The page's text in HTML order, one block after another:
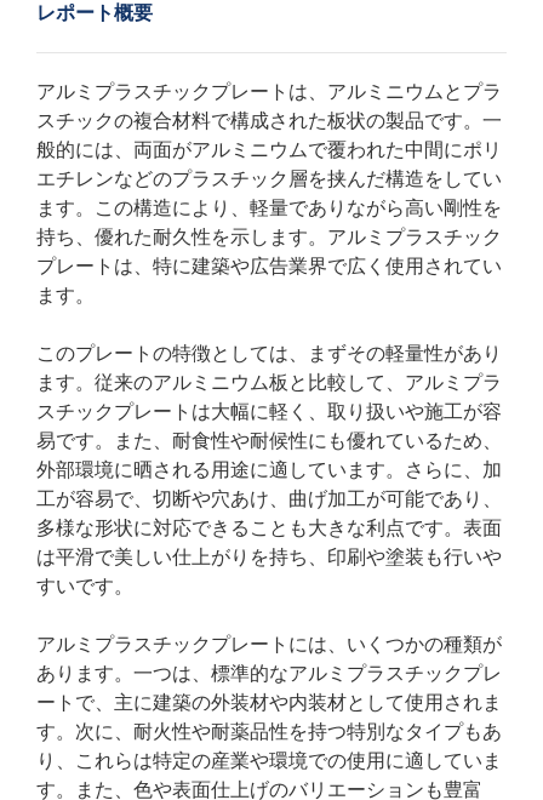
レポート概要
アルミプラスチックプレートは、アルミニウムとプラ
スチックの複合材料で構成された板状の製品です。一
般的には、両面がアルミニウムで覆われた中間にポリ
エチレンなどのプラスチック層を挟んだ構造をしてい
ます。この構造により、軽量でありながら高い剛性を
持ち、優れた耐久性を示します。アルミプラスチック
プレートは、特に建築や広告業界で広く使用されてい
ます。
このプレートの特徴としては、まずその軽量性があり
ます。従来のアルミニウム板と比較して、アルミプラ
スチックプレートは大幅に軽く、取り扱いや施工が容
易です。また、耐食性や耐候性にも優れているため、
外部環境に晒される用途に適しています。さらに、加
工が容易で、切断や穴あけ、曲げ加工が可能であり、
多様な形状に対応できることも大きな利点です。表面
は平滑で美しい仕上がりを持ち、印刷や塗装も行いや
すいです。
アルミプラスチックプレートには、いくつかの種類が
あります。一つは、標準的なアルミプラスチックプレ
ートで、主に建築の外装材や内装材として使用されま
す。次に、耐火性や耐薬品性を持つ特別なタイプもあ
り、これらは特定の産業や環境での使用に適していま
す。また、色や表面仕上げのバリエーションも豊富